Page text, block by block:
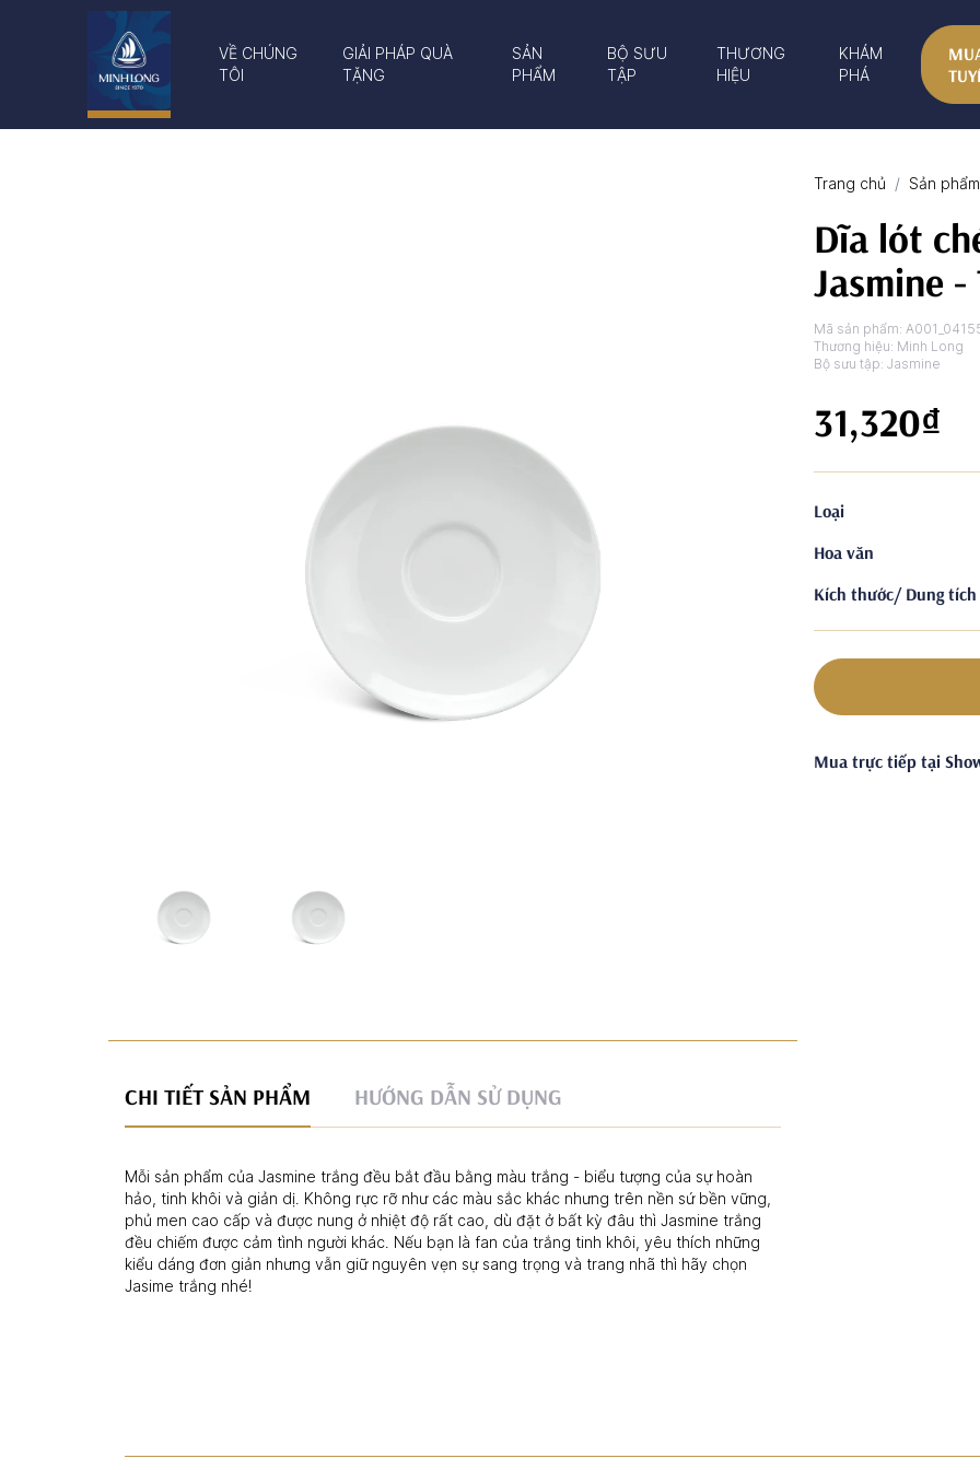
VỀ CHÚNG
TÔI
GIẢI PHÁP QUÀ
TẶNG
SẢN
PHẨM
BỘ SƯU
TẬP
THƯƠNG
HIỆU
KHÁM
PHÁ
Trang chủ Sản
Dĩa lót
Jasmine -
Mã sản phẩm:
Thương hiệu: Minh Long
Bộ sưu tập:Jasmine
31,320₫
Loại
Hoa văn
Kích thước/ Dung tích
Mua trực tiếp tại
CHI TIẾT SẢN PHẨM HƯỚNG DẪN SỬ DỤNG
Mỗi sản phẩm của Jasmine trắng đều bắt đầu bằng màu trắng - biểu tượng của sự hoàn
hảo, tinh khôi và giản dị. Không rực rỡ như các màu sắc khác nhưng trên nền sứ bền vững,
phủ men cao cấp và được nung ở nhiệt độ rất cao, dù đặt ở bất kỳ đâu thì Jasmine trắng
đều chiếm được cảm tình người khác. Nếu bạn là fan của trắng tinh khôi, yêu thích những
kiểu dáng đơn giản nhưng vẫn giữ nguyên vẹn sự sang trọng và trang nhã thì hãy chọn
Jasime trắng nhé!